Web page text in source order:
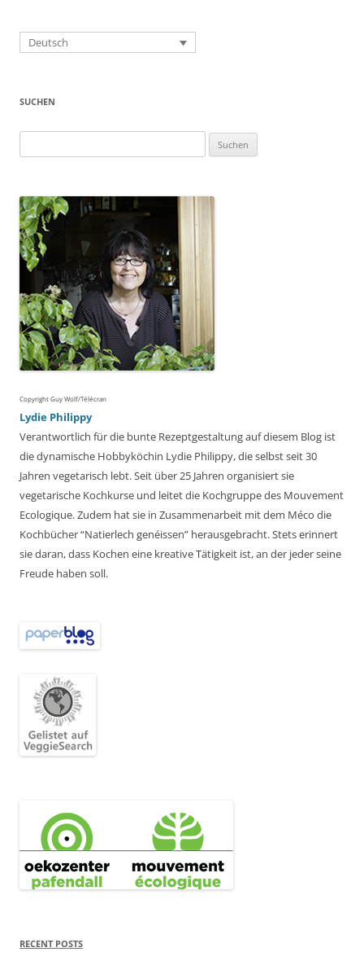
Deutsch
SUCHEN
nach:
Copyright Guy Wolf/Télécran
Lydie Philippy
Verantwortlich für die bunte Rezeptgestaltung auf diesem Blog ist
die dynamische Hobbyköchin Lydie Philippy, die selbst seit 30
Jahren vegetarisch lebt. Seit über 25 Jahren organisiert sie
vegetarische Kochkurse und leitet die Kochgruppe des Mouvement
Ecologique. Zudem hat sie in Zusammenarbeit mit dem Méco die
Kochbücher “Natierlech genéissen” herausgebracht. Stets erinnert
sie daran, dass Kochen eine kreative Tätigkeit ist, an der jeder seine
Freude haben soll.
RECENT POSTS